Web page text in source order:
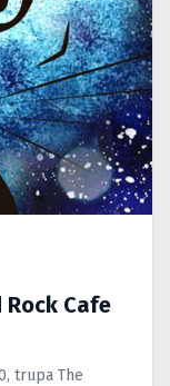
Cafe
trupa The